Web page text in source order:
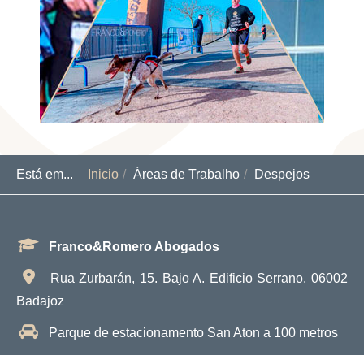
Está em... Inicio Áreas de Trabalho Despejos
Franco&Romero Abogados
Rua Zurbarán, 15. Bajo A. Edificio Serrano. 06002
Badajoz
Parque de estacionamento San Aton a 100 metros